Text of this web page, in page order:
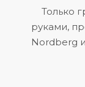
Только
руками,
Nordberg